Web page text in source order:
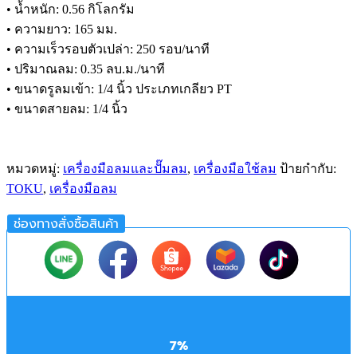
• น้ำหนัก: 0.56 กิโลกรัม
• ความยาว: 165 มม.
• ความเร็วรอบตัวเปล่า: 250 รอบ/นาที
• ปริมาณลม: 0.35 ลบ.ม./นาที
• ขนาดรูลมเข้า: 1/4 นิ้ว ประเภทเกลียว PT
• ขนาดสายลม: 1/4 นิ้ว
หมวดหมู่: เครื่องมือลมและปั๊มลม, เครื่องมือใช้ลม ป้ายกำกับ:
TOKU, เครื่องมือลม
ช่องทางสั่งซื้อสินค้า
7%